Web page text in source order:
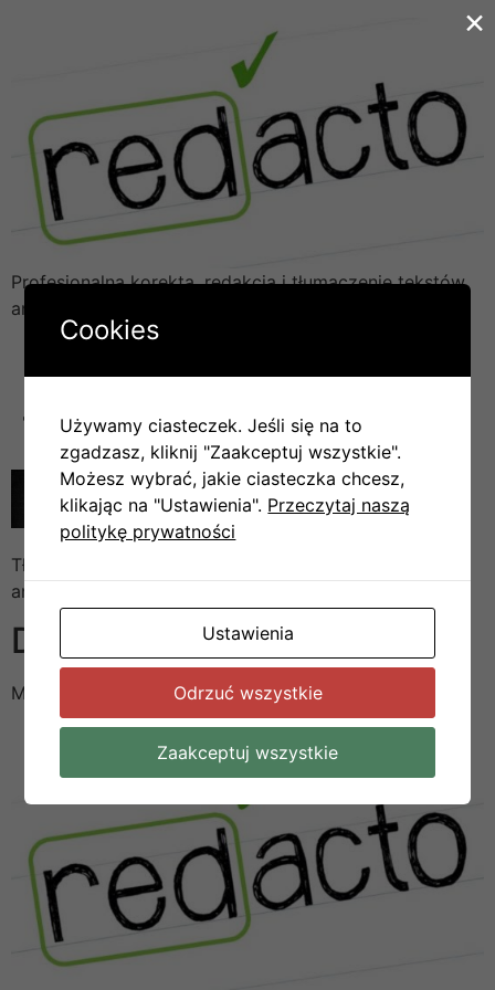
Profesjonalna korekta, redakcja i tłumaczenie tekstów
anglojęzycznych
tlumaczenia_bar
Tłumaczenie polsko angielskie. Dobry tłumacz
angielskiego.
Dodaj komentarz
Musisz się zalogować, aby móc dodać komentarz.
×
Cookies
Używamy ciasteczek. Jeśli się na to
zgadzasz, kliknij "Zaakceptuj wszystkie".
Możesz wybrać, jakie ciasteczka chcesz,
klikając na "Ustawienia". Przeczytaj naszą
politykę prywatności
Ustawienia
Odrzuć wszystkie
Zaakceptuj wszystkie